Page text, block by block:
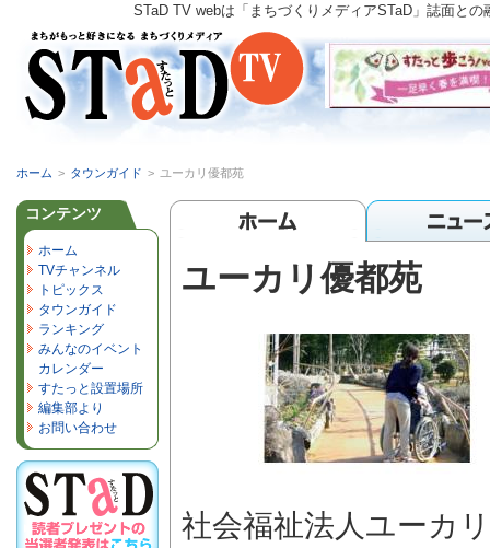
STaD TV webは「まちづくりメディアSTaD」誌面と
ホーム > タウンガイド > ユーカリ優都苑
ユーカリ優都苑
社会福祉法人ユーカ
コンテンツ
ホーム
TVチャンネル
トピックス
タウンガイド
ランキング
みんなのイベント
カレンダー
すたっと設置場所
編集部より
お問い合わせ